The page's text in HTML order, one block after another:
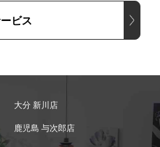
ビス
大分 新川店
鹿児島 与次郎店